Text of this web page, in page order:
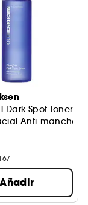
Dark Spot Toner
Anti-manchas
Añadir